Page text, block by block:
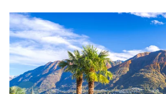
Mehrtagesreisen
Tagesreisen
Bus anmieten
Service